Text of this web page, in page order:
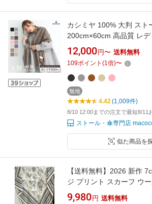
カシミヤ 100% 大判 スト
200cm×60cm 高品質 レ
ー 秋冬 ギフト 秋 冬 カシ
ア 送料無料 大判ストール
料】
12,000 円〜 送料無料
109ポイント (1倍)〜
無地
4.42(1,009件)
8/10 12:00までの注文で最短8/11
ストール・傘専門店
似た商品を
【送料無料】2026 新作
ジ プリント スカーフ ウ
9,980 円 送料無料